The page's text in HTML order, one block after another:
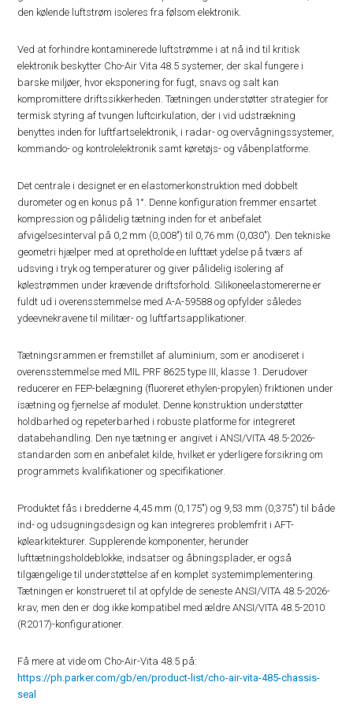
den kølende luftstrøm isoleres fra følsom elektronik.
Ved at forhindre kontaminerede luftstrømme i at nå ind til kritisk
elektronik beskytter Cho-Air Vita 48.5 systemer, der skal fungere i
barske miljøer, hvor eksponering for fugt, snavs og salt kan
kompromittere driftssikkerheden. Tætningen understøtter strategier for
termisk styring af tvungen luftcirkulation, der i vid udstrækning
benyttes inden for luftfartselektronik, i radar- og overvågningssystemer,
kommando- og kontrolelektronik samt køretøjs- og våbenplatforme.
Det centrale i designet er en elastomerkonstruktion med dobbelt
durometer og en konus på 1°. Denne konfiguration fremmer ensartet
kompression og pålidelig tætning inden for et anbefalet
afvigelsesinterval på 0,2 mm (0,008″) til 0,76 mm (0,030″). Den tekniske
geometri hjælper med at opretholde en lufttæt ydelse på tværs af
udsving i tryk og temperaturer og giver pålidelig isolering af
kølestrømmen under krævende driftsforhold. Silikoneelastomererne er
fuldt ud i overensstemmelse med A-A-59588 og opfylder således
ydeevnekravene til militær- og luftfartsapplikationer.
Tætningsrammen er fremstillet af aluminium, som er anodiseret i
overensstemmelse med MIL PRF 8625 type III, klasse 1. Derudover
reducerer en FEP-belægning (fluoreret ethylen-propylen) friktionen under
isætning og fjernelse af modulet. Denne konstruktion understøtter
holdbarhed og repeterbarhed i robuste platforme for integreret
databehandling. Den nye tætning er angivet i ANSI/VITA 48.5-2026-
standarden som en anbefalet kilde, hvilket er yderligere forsikring om
programmets kvalifikationer og specifikationer.
Produktet fås i bredderne 4,45 mm (0,175″) og 9,53 mm (0,375″) til både
ind- og udsugningsdesign og kan integreres problemfrit i AFT-
kølearkitekturer. Supplerende komponenter, herunder
lufttætningsholdeblokke, indsatser og åbningsplader, er også
tilgængelige til understøttelse af en komplet systemimplementering.
Tætningen er konstrueret til at opfylde de seneste ANSI/VITA 48.5-2026-
krav, men den er dog ikke kompatibel med ældre ANSI/VITA 48.5-2010
(R2017)-konfigurationer.
Få mere at vide om Cho-Air-Vita 48.5 på:
https://ph.parker.com/gb/en/product-list/cho-air-vita-485-chassis-
seal